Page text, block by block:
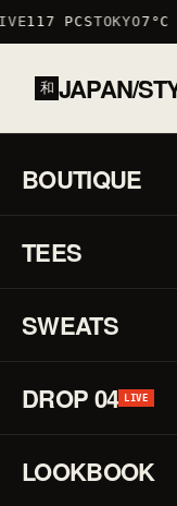
117 PCSTOKYO7°C
和 JAPAN/
BOUTIQUE
TEES
SWEATS
DROP 04 LIVE
LOOKBOOK
01 / 01